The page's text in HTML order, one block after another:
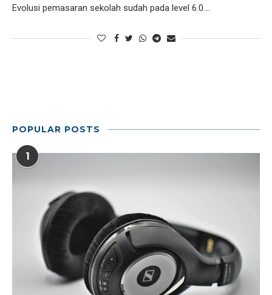
Evolusi pemasaran sekolah sudah pada level 6.0.…
POPULAR POSTS
1